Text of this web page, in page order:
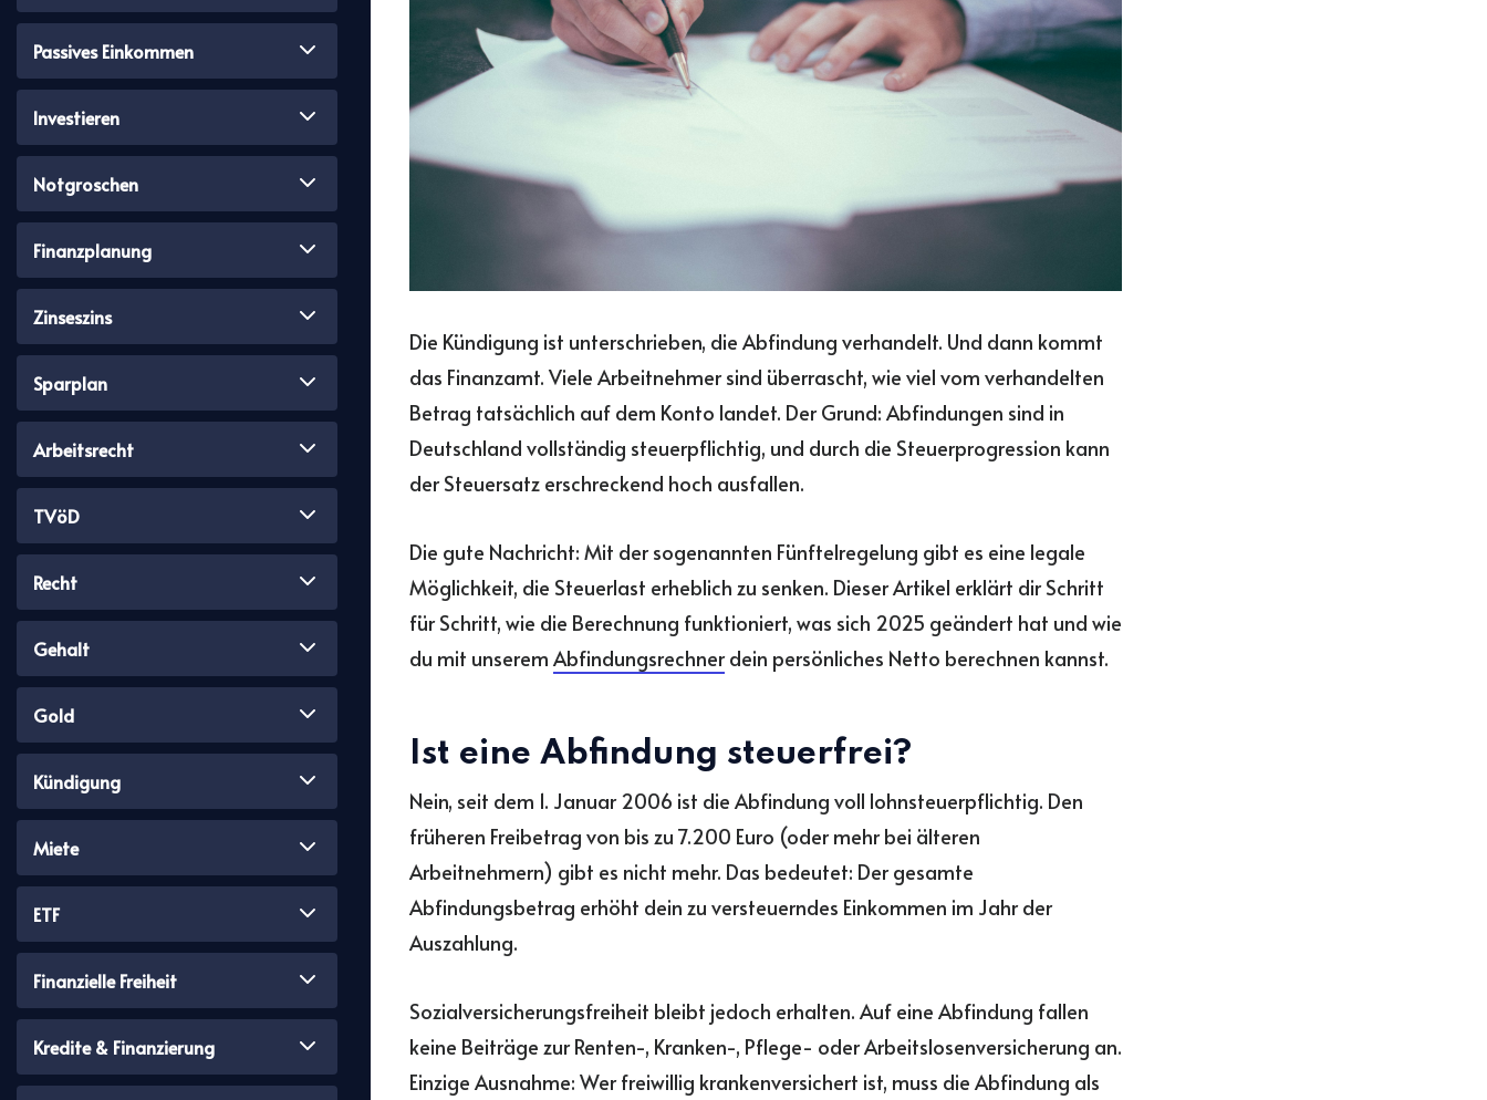
Passives Einkommen
Investieren
Notgroschen
Finanzplanung
Zinseszins
Sparplan
Arbeitsrecht
TVöD
Recht
Gehalt
Gold
Kündigung
Miete
ETF
Finanzielle Freiheit
Kredite & Finanzierung
Die Kündigung ist unterschrieben, die Abfindung verhandelt. Und dann kommt
das Finanzamt. Viele Arbeitnehmer sind überrascht, wie viel vom verhandelten
Betrag tatsächlich auf dem Konto landet. Der Grund: Abfindungen sind in
Deutschland vollständig steuerpflichtig, und durch die Steuerprogression kann
der Steuersatz erschreckend hoch ausfallen.
Die gute Nachricht: Mit der sogenannten Fünftelregelung gibt es eine legale
Möglichkeit, die Steuerlast erheblich zu senken. Dieser Artikel erklärt dir Schritt
für Schritt, wie die Berechnung funktioniert, was sich 2025 geändert hat und wie
du mit unserem Abfindungsrechnerdein persönliches Netto berechnen kannst.
Ist eine Abfindung steuerfrei?
Nein, seit dem 1. Januar 2006 ist die Abfindung voll lohnsteuerpflichtig. Den
früheren Freibetrag von bis zu 7.200 Euro (oder mehr bei älteren
Arbeitnehmern) gibt es nicht mehr. Das bedeutet: Der gesamte
Abfindungsbetrag erhöht dein zu versteuerndes Einkommen im Jahr der
Auszahlung.
Sozialversicherungsfreiheit bleibt jedoch erhalten. Auf eine Abfindung fallen
keine Beiträge zur Renten-, Kranken-, Pflege- oder Arbeitslosenversicherung an.
Einzige Ausnahme: Wer freiwillig krankenversichert ist, muss die Abfindung als